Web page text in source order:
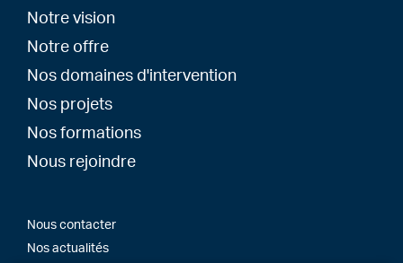
Notre vision
Notre offre
Nos domaines d'intervention
Nos projets
Nos formations
Nous rejoindre
Nous contacter
Nos actualités